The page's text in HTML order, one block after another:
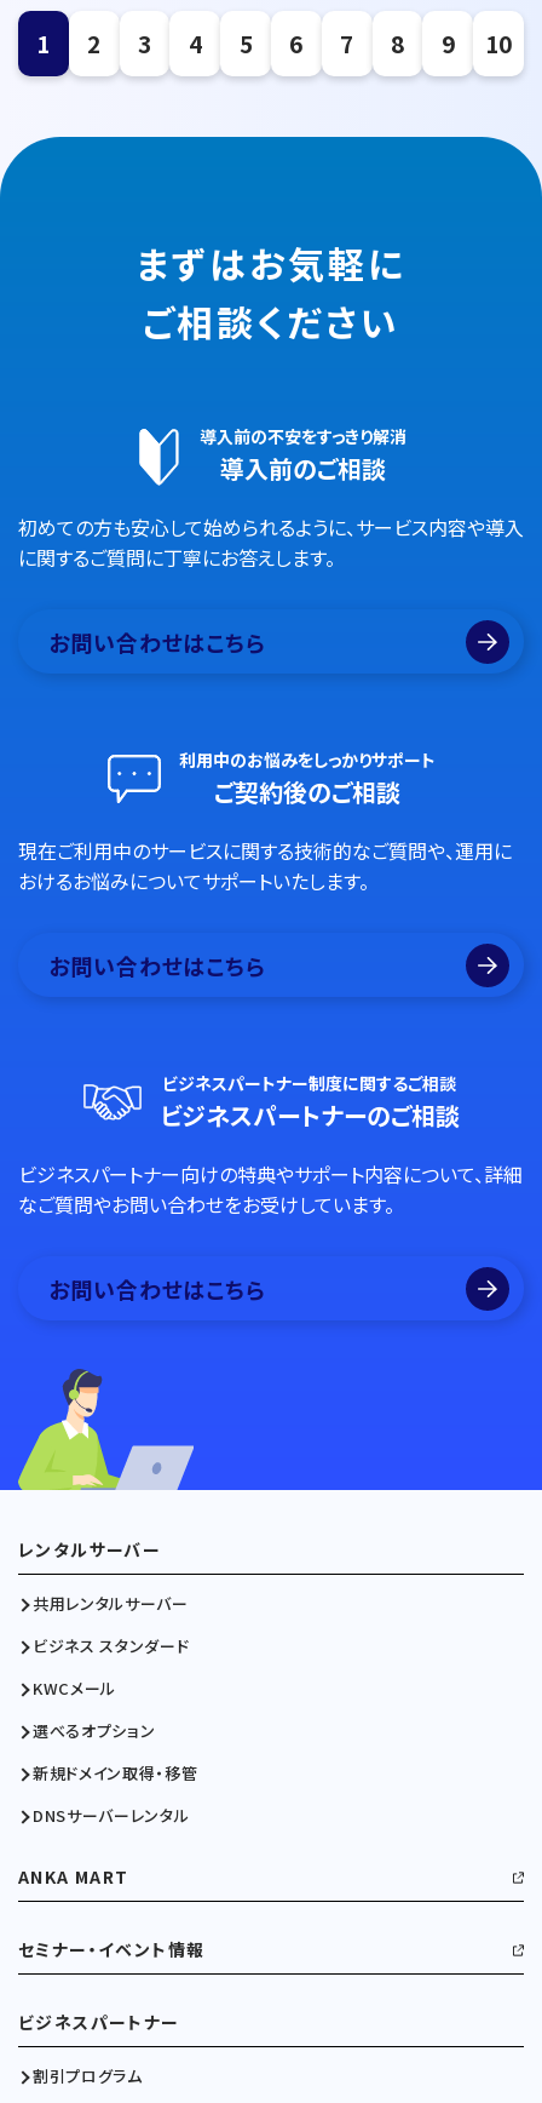
1 2 3 4 5 6 7 8 9 10
まずはお気軽に
ご相談ください
導入前の不安をすっきり解消
導入前のご相談
初めての方も安心して始められるように、サービス内容や導入
に関するご質問に丁寧にお答えします。
お問い合わせはこちら
利用中のお悩みをしっかりサポート
ご契約後のご相談
現在ご利用中のサービスに関する技術的なご質問や、運用に
おけるお悩みについてサポートいたします。
お問い合わせはこちら
ビジネスパートナー制度に関するご相談
ビジネスパートナーのご相談
ビジネスパートナー向けの特典やサポート内容について、詳細
なご質問やお問い合わせをお受けしています。
お問い合わせはこちら
レンタルサーバー
共用レンタルサーバー
ビジネス スタンダード
KWCメール
選べるオプション
新規ドメイン取得・移管
DNSサーバーレンタル
ANKA MART
セミナー・イベント情報
ビジネスパートナー
割引プログラム